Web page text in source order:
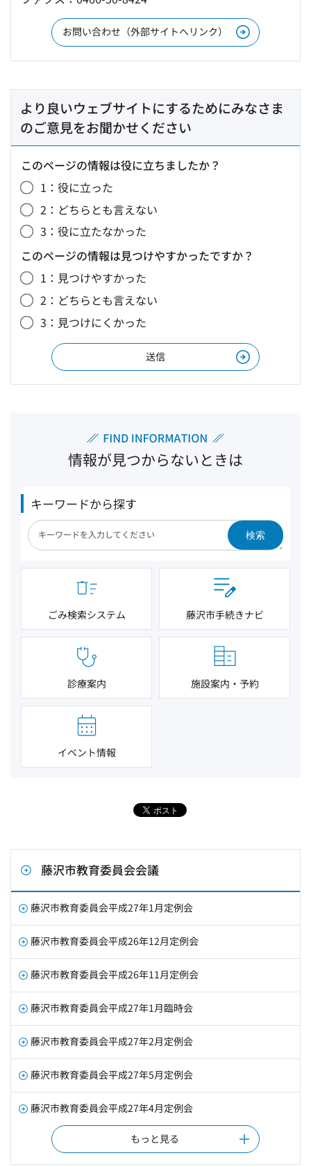
お問い合わせ（外部サイトへリンク）
より良いウェブサイトにするためにみなさま
のご意見をお聞かせください
このページの情報は役に立ちましたか？
1：役に立った
2：どちらとも言えない
3：役に立たなかった
このページの情報は見つけやすかったですか？
1：見つけやすかった
2：どちらとも言えない
3：見つけにくかった
情報が見つからないときは
キーワードから探す
検索
ごみ検索システム 藤沢市手続きナビ
診療案内 施設案内・予約
イベント情報
藤沢市教育委員会会議
藤沢市教育委員会平成27年1月定例会
藤沢市教育委員会平成26年12月定例会
藤沢市教育委員会平成26年11月定例会
藤沢市教育委員会平成27年1月臨時会
藤沢市教育委員会平成27年2月定例会
藤沢市教育委員会平成27年5月定例会
藤沢市教育委員会平成27年4月定例会
もっと見る